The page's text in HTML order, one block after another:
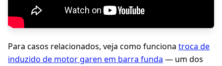
Para casos relacionados, veja como funciona troca de
induzido de motor garen em barra funda — um dos